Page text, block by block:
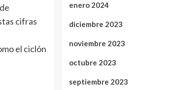
cifras
el ciclón
enero 2024
diciembre 2023
noviembre 2023
octubre 2023
septiembre 2023